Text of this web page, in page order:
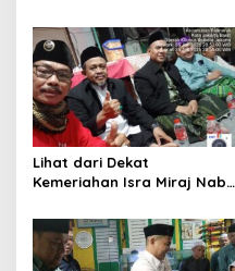
Hingga Kaki Korban Hancur
Lihat dari Dekat
Kemeriahan Isra Miraj Nabi
Santunan Anak Yatim di
Rt001/Rw012 Palmerah
Jakbar